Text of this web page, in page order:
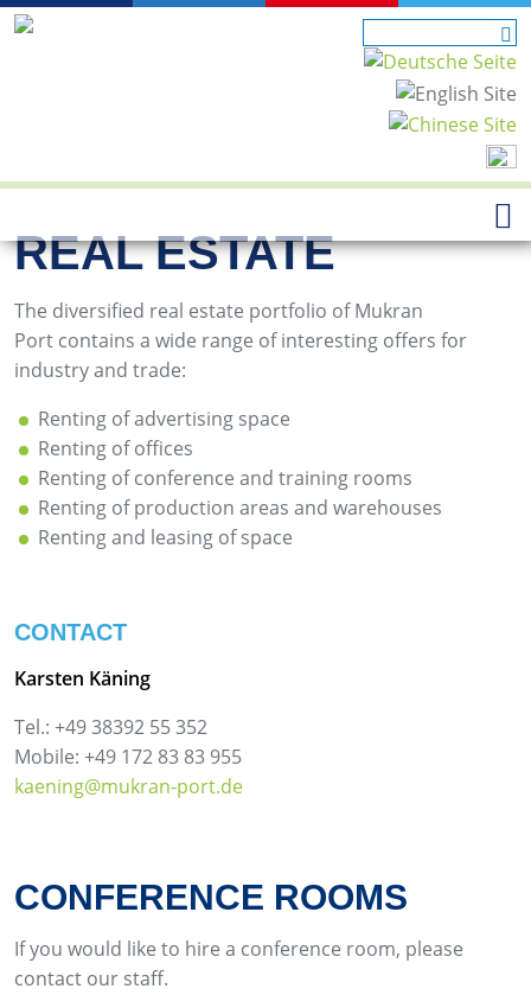
REAL ESTATE
The diversified real estate portfolio of Mukran
Port contains a wide range of interesting offers for
industry and trade:
Renting of advertising space
Renting of offices
Renting of conference and training rooms
Renting of production areas and warehouses
Renting and leasing of space
CONTACT
Karsten Käning
Tel.: +49 38392 55 352
Mobile: +49 172 83 83 955
kaening@mukran-port.de
CONFERENCE ROOMS
If you would like to hire a conference room, please
contact our staff.